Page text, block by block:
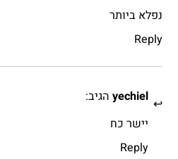
נפלא ביותר
Reply
yechiel הגיב:
יישר כח
Reply